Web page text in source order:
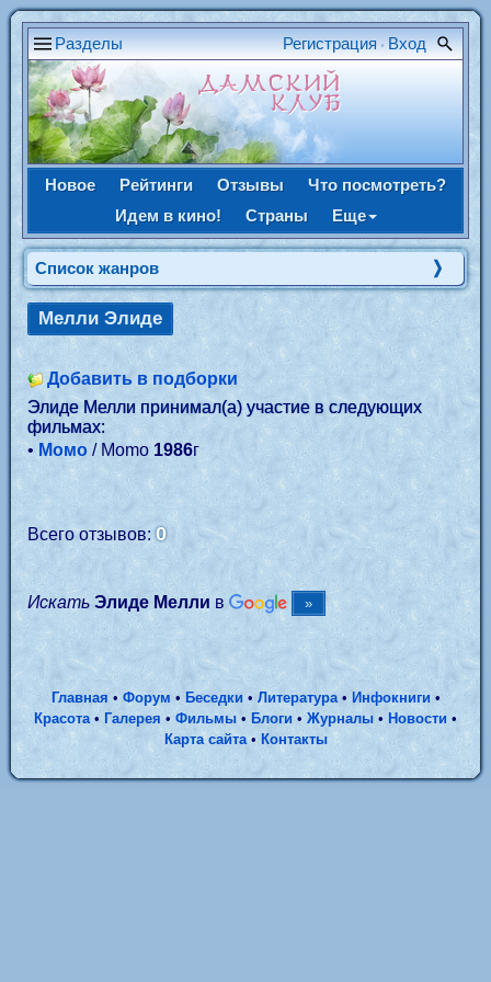
Разделы Регистрация • Вход
Новое Рейтинги Отзывы
Что посмотреть?
Идем в кино!
Страны Еще
Список жанров
Мелли Элиде
Добавить в подборки
Элиде Мелли принимал(а) участие в следующих
фильмах:
• Момо / Momo 1986г
Всего отзывов:0
Искать Элиде Мелли в
Главная • Форум• Беседки• Литература• Инфокниги•
Красота• Галерея • Фильмы • Блоги • Журналы • Новости •
Карта сайта• Контакты